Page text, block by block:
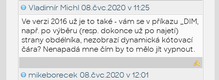
Vladimír Michl 08.čvc.2020 v 11:25
Ve verzi 2016 už je to také - vám se v příkazu _DIM,
např. po výběru (resp. dokonce už po najetí)
strany obdélníka, nezobrazí dynamická kótovací
čára? Nenapadá mne čím by to mělo jít vypnout.
mikeborecek 08.čvc.2020 v 12:01